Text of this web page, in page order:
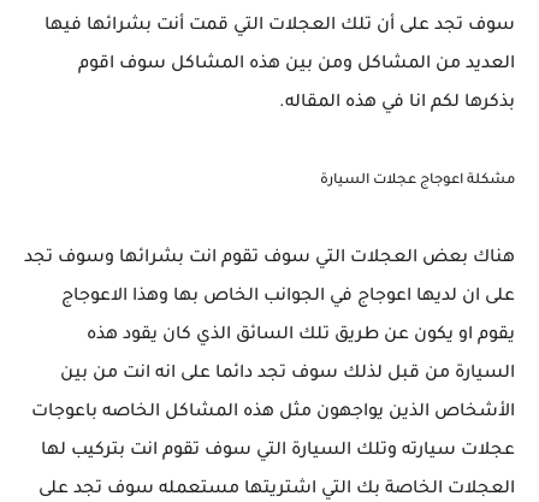
سوف تجد على أن تلك العجلات التي قمت أنت بشرائها فيها
العديد من المشاكل ومن بين هذه المشاكل سوف اقوم
بذكرها لكم انا في هذه المقاله.
مشكلة اعوجاج عجلات السيارة
هناك بعض العجلات التي سوف تقوم انت بشرائها وسوف تجد
على ان لديها اعوجاج في الجوانب الخاص بها وهذا الاعوجاج
يقوم او يكون عن طريق تلك السائق الذي كان يقود هذه
السيارة من قبل لذلك سوف تجد دائما على انه انت من بين
الأشخاص الذين يواجهون مثل هذه المشاكل الخاصه باعوجات
عجلات سيارته وتلك السيارة التي سوف تقوم انت بتركيب لها
العجلات الخاصة بك التي اشتريتها مستعمله سوف تجد على